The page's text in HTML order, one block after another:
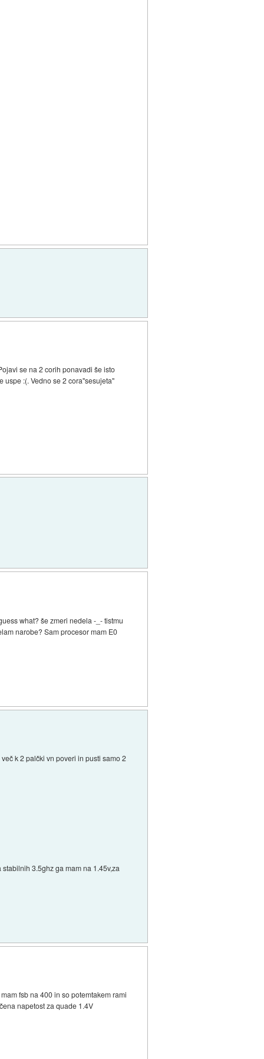
se na 2 corih ponavadi še isto
uspe :(. Vedno se 2 cora"sesujeta"
what? še zmeri nedela -_- tistmu
narobe? Sam procesor mam E0
k 2 palčki vn poveri in pusti samo 2
3.5ghz ga mam na 1.45v,za
fsb na 400 in so potemtakem rami
napetost za quade 1.4V